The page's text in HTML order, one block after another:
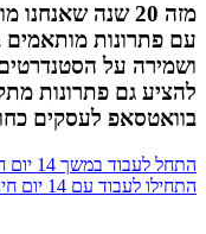
עם פתרונות מותאמים
ושמירה על
להציע גם פתרונות
בוואטסאפ לעסקים
התחל לעבוד במשך 14 יום חינם ללא צורך בכרטיס אשראי
התחילו לעבוד עם 14 יום חינם ללא צורך בכרטיס אשראי